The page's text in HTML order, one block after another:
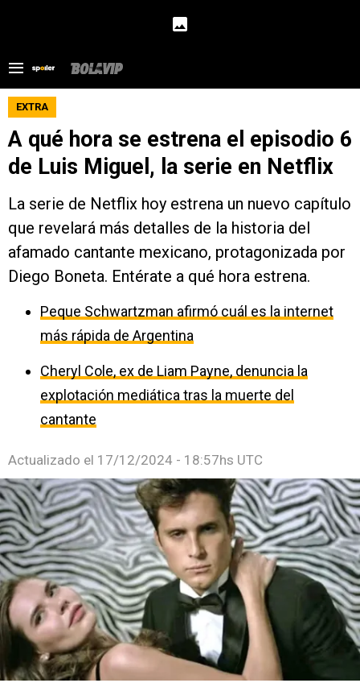
EXTRA
A qué hora se estrena el episodio 6
de Luis Miguel, la serie en Netflix
La serie de Netflix hoy estrena un nuevo capítulo
que revelará más detalles de la historia del
afamado cantante mexicano, protagonizada por
Diego Boneta. Entérate a qué hora estrena.
Peque Schwartzman afirmó cuál es la internet
más rápida de Argentina
Cheryl Cole, ex de Liam Payne, denuncia la
explotación mediática tras la muerte del
cantante
Actualizado el 17/12/2024 - 18:57hs UTC